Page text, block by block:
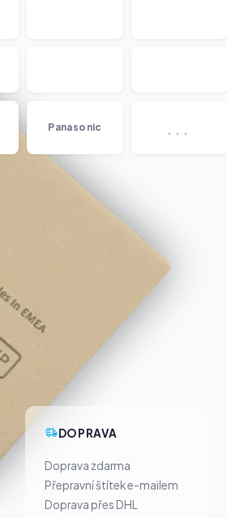
Panasonic ...
DOPRAVA
Doprava zdarma
Přepravní štítek e-mailem
Doprava přes DHL